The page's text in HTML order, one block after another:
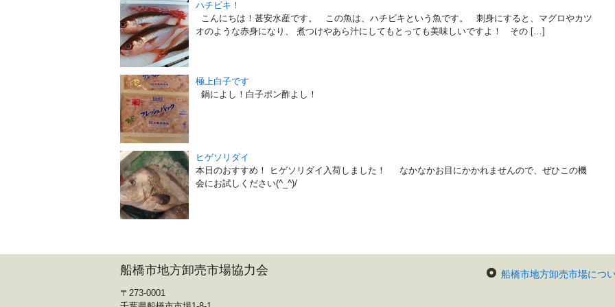
ハチビキ！
こんにちは！甚安水産です。 この魚は、ハチビキという魚です。 刺身にすると、マグロやカツ
オのような赤身になり、 煮つけやあら汁にしてもとっても美味しいですよ！ その […]
極上白子です
鍋によし！白子ポン酢よし！
ヒゲソリダイ
本日のおすすめ！ ヒゲソリダイ入荷しました！ なかなかお目にかかれませんので、ぜひこの機
会にお試しください(^_^)/
船橋市地方卸売市場協力会
〒273-0001
船橋市地方卸売市場につ